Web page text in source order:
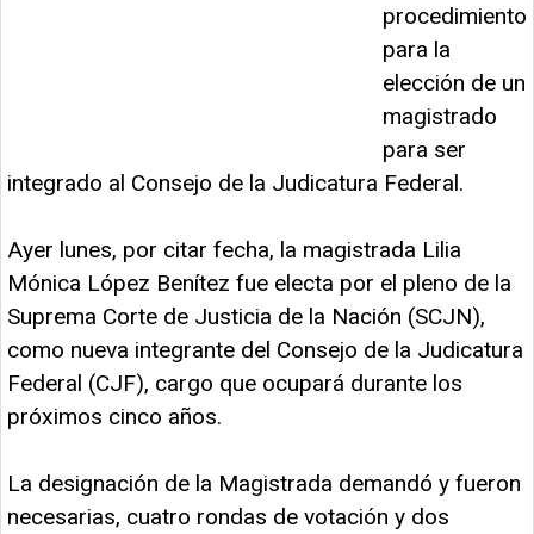
procedimiento
para la
elección de un
magistrado
para ser
integrado al Consejo de la Judicatura Federal.
Ayer lunes, por citar fecha, la magistrada Lilia
Mónica López Benítez fue electa por el pleno de la
Suprema Corte de Justicia de la Nación (SCJN),
como nueva integrante del Consejo de la Judicatura
Federal (CJF), cargo que ocupará durante los
próximos cinco años.
La designación de la Magistrada demandó y fueron
necesarias, cuatro rondas de votación y dos